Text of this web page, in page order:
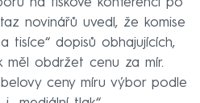
novinářů uvedl, že komise
tisíce“ dopisů obhajujících,
měl obdržet cenu za mír.
ceny míru výbor podle